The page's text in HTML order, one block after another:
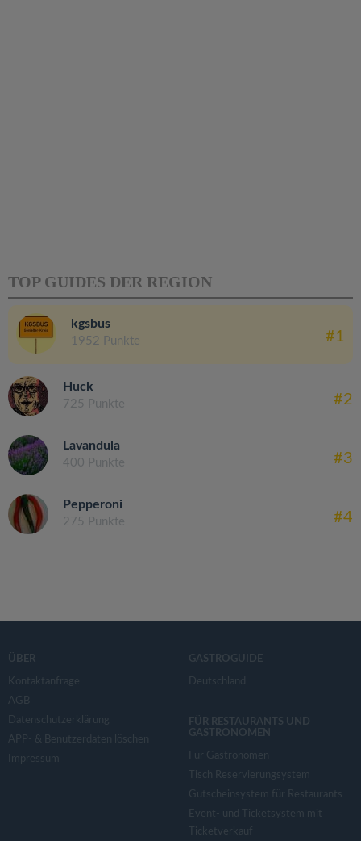
TOP GUIDES DER REGION
kgsbus
1952 Punkte #1
Huck
725 Punkte #2
Lavandula
400 Punkte #3
Pepperoni
275 Punkte #4
ÜBER
Kontaktanfrage
AGB
Datenschutzerklärung
APP- & Benutzerdaten löschen
Impressum
GASTROGUIDE
Deutschland
FÜR RESTAURANTS UND
GASTRONOMEN
Für Gastronomen
Tisch Reservierungsystem
Gutscheinsystem für Restaurants
Event- und Ticketsystem mit
Ticketverkauf